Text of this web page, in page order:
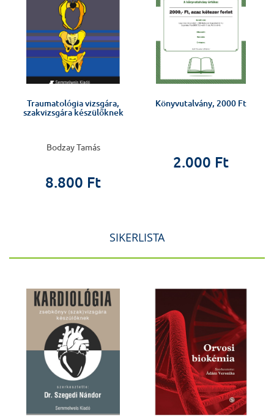
Traumatológia vizsgára,
szakvizsgára készülőknek
Bodzay Tamás
8.800 Ft
Könyvutalvány, 2000 Ft
2.000 Ft
SIKERLISTA